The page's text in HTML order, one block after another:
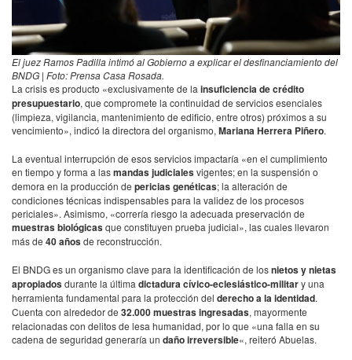
El juez Ramos Padilla intimó al Gobierno a explicar el desfinanciamiento del
BNDG | Foto: Prensa Casa Rosada.
La crisis es producto «exclusivamente de la insuficiencia de crédito
presupuestario, que compromete la continuidad de servicios esenciales
(limpieza, vigilancia, mantenimiento de edificio, entre otros) próximos a su
vencimiento», indicó la directora del organismo, Mariana Herrera Piñero.
La eventual interrupción de esos servicios impactaría «en el cumplimiento
en tiempo y forma a lasmandas judicialesvigentes; en la suspensión o
demora en la producción de pericias genéticas; la alteración de
condiciones técnicas indispensables para la validez de los procesos
periciales». Asimismo, «correría riesgo la adecuada preservación de
muestras biológicasque constituyen prueba judicial», las cuales llevaron
más de 40 añosde reconstrucción.
El BNDG es un organismo clave para la identificación de losnietos y nietas
apropiadosdurante la última dictadura cívico-eclesiástico-military una
herramienta fundamental para la protección del derecho a la identidad.
Cuenta con alrededor de 32.000 muestras ingresadas, mayormente
relacionadas con delitos de lesa humanidad, por lo que «una falla en su
cadena de seguridad generaría un daño irreversible«, reiteró Abuelas.